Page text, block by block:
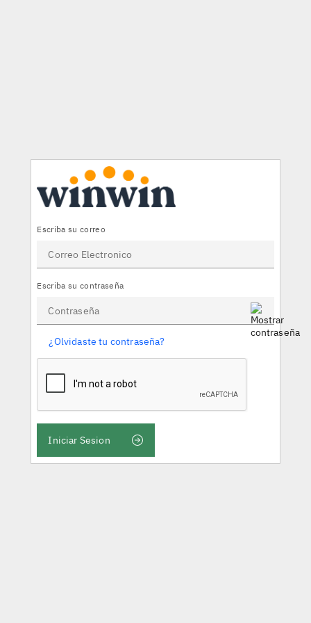
Escriba su correo
Escriba su contraseña
¿Olvidaste tu contraseña?
Iniciar Sesion